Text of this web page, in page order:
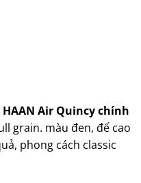
HAAN Air Quincy chính
grain. màu đen, đế cao
phong cách classic